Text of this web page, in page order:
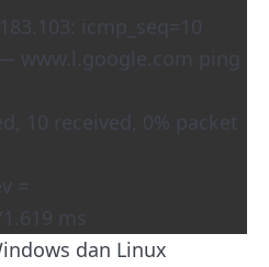
icmp_seq=10
www.l.google.com ping
10 received, 0% packet
=
ms
dan Linux